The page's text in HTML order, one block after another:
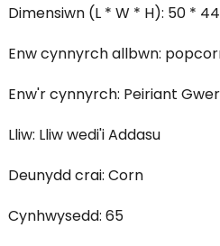
Dimensiwn (L * W * H): 50 *
Enw cynnyrch allbwn:
Enw'r cynnyrch: Peiriant
Lliw: Lliw wedi'i Addasu
Deunydd crai: Corn
Cynhwysedd: 65